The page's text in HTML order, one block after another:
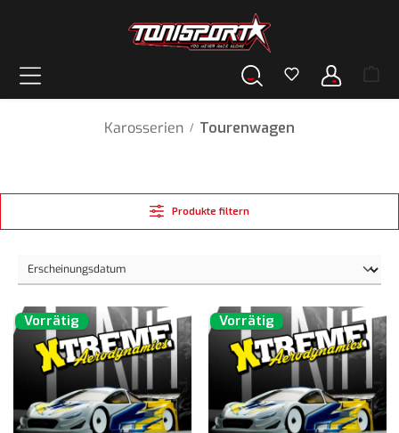
Karosserien / Tourenwagen
Produkte filtern
Vorrätig Vorrätig